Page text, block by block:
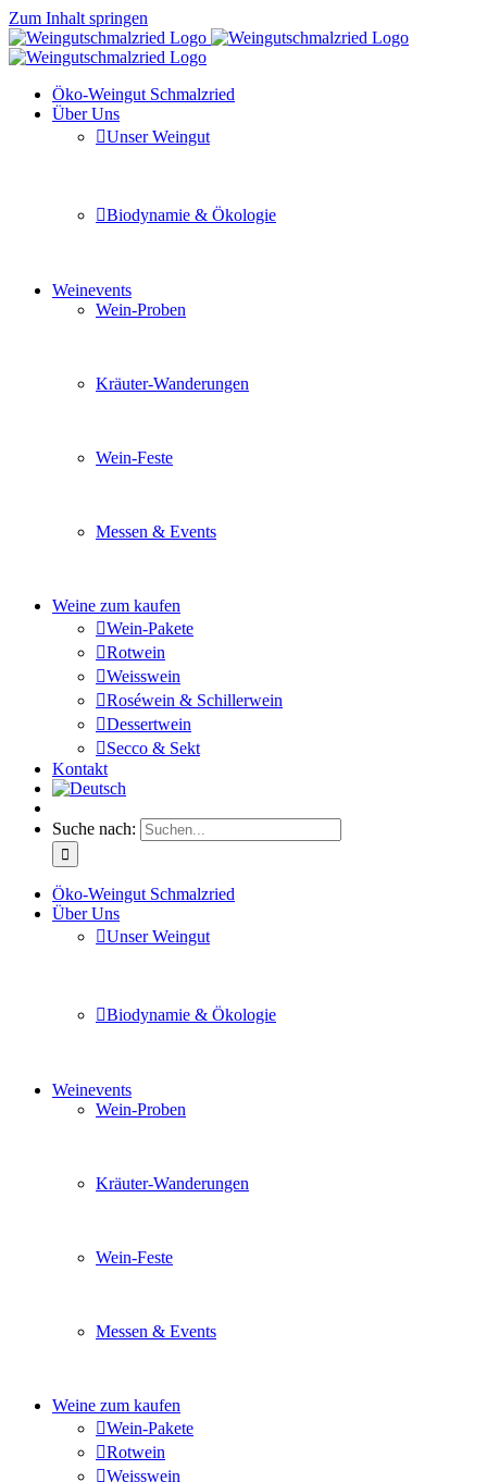
Zum Inhalt springen
Öko-Weingut Schmalzried
Über Uns
Unser Weingut
Biodynamie & Ökologie
Weinevents
Wein-Proben
Kräuter-Wanderungen
Wein-Feste
Messen & Events
Weine zum kaufen
Wein-Pakete
Rotwein
Weisswein
Roséwein & Schillerwein
Dessertwein
Secco & Sekt
Kontakt
Suche nach:
Öko-Weingut Schmalzried
Über Uns
Unser Weingut
Biodynamie & Ökologie
Weinevents
Wein-Proben
Kräuter-Wanderungen
Wein-Feste
Messen & Events
Weine zum kaufen
Wein-Pakete
Rotwein
Weisswein